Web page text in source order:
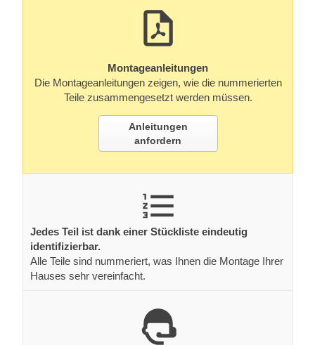
Montageanleitungen
Die Montageanleitungen zeigen, wie die nummerierten
Teile zusammengesetzt werden müssen.
Anleitungen
anfordern
Jedes Teil ist dank einer Stückliste eindeutig
identifizierbar.
Alle Teile sind nummeriert, was Ihnen die Montage Ihrer
Hauses sehr vereinfacht.